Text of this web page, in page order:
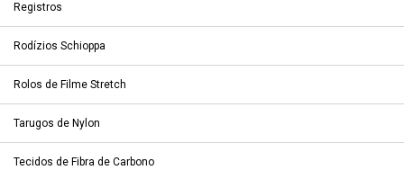
Registros
Rodízios Schioppa
Rolos de Filme Stretch
Tarugos de Nylon
Tecidos de Fibra de Carbono